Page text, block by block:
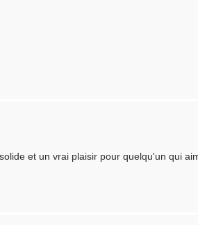
et un vrai plaisir pour quelqu'un qui